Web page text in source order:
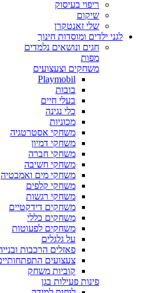
ריפוי בעיסוק
שיקום
שלי זאנטקרן
לגני ילדים ומוסדות חינוך
חגים ונושאים נלמדים
מפות
משחקים וצעצועים
Playmobil
בובות
בעלי חיים
כלי נגינה
מכוניות
משחקי אסטרטגיה
משחקי דמיון
משחקי חברה
משחקי חשיבה
משחקי מים ואמבטיה
משחקי קלפים
משחקי רגשות
משחקים דידקטיים
משחקים כללי
משחקים לפעוטות
על גלגלים
פאזלים הרכבות
צעצועים
קוביות משחק
פינות פעילות בגן